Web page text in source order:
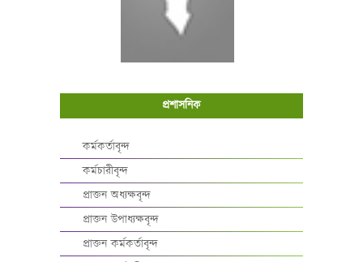
প্রশাসনিক
কর্মকর্তাবৃন্দ
কর্মচারীবৃন্দ
প্রাক্তন অধ্যক্ষবৃন্দ
প্রাক্তন উপাধ্যক্ষবৃন্দ
প্রাক্তন কর্মকর্তাবৃন্দ